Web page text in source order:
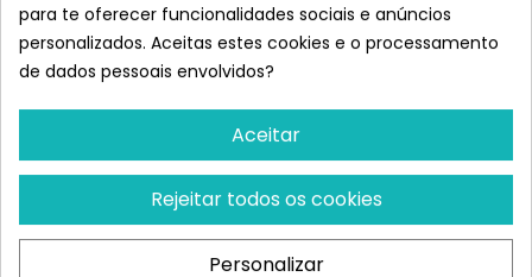
para te oferecer funcionalidades sociais e anúncios
personalizados. Aceitas estes cookies e o processamento
de dados pessoais envolvidos?
Aceitar
Rejeitar todos os cookies
Personalizar